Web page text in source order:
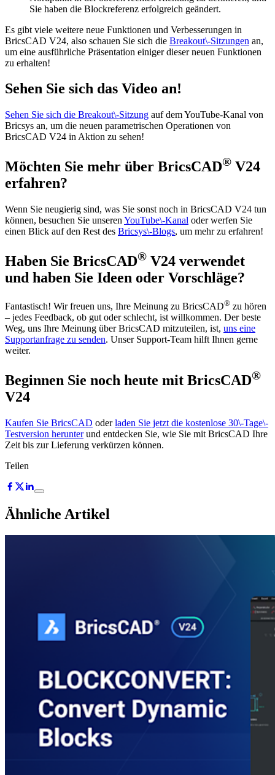
Sie haben die Blockreferenz erfolgreich geändert.
Es gibt viele weitere neue Funktionen und Verbesserungen in
BricsCAD V24, also schauen Sie sich die Breakout\-Sitzungen an,
um eine ausführliche Präsentation einiger dieser neuen Funktionen
zu erhalten!
Sehen Sie sich das Video an!
Sehen Sie sich die Breakout\-Sitzung auf dem YouTube-Kanal von
Bricsys an, um die neuen parametrischen Operationen von
BricsCAD V24 in Aktion zu sehen!
Möchten Sie mehr über BricsCAD® V24
erfahren?
Wenn Sie neugierig sind, was Sie sonst noch in BricsCAD V24 tun
können, besuchen Sie unseren YouTube\-Kanal oder werfen Sie
einen Blick auf den Rest des Bricsys\-Blogs, um mehr zu erfahren!
Haben Sie BricsCAD® V24 verwendet
und haben Sie Ideen oder Vorschläge?
Fantastisch! Wir freuen uns, Ihre Meinung zu BricsCAD® zu hören
– jedes Feedback, ob gut oder schlecht, ist willkommen. Der beste
Weg, uns Ihre Meinung über BricsCAD mitzuteilen, ist, uns eine
Supportanfrage zu senden. Unser Support-Team hilft Ihnen gerne
weiter.
Beginnen Sie noch heute mit BricsCAD®
V24
Kaufen Sie BricsCAD oderladen Sie jetzt die kostenlose 30\-Tage\-
Testversion herunterund entdecken Sie, wie Sie mit BricsCAD Ihre
Zeit bis zur Lieferung verkürzen können.
Teilen
Ähnliche Artikel